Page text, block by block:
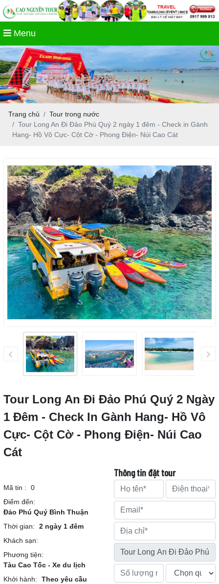
Menu
Trang chủ
Tour trong nước
Tour Long An Đi Đảo Phú Quý 2 ngày 1 đêm - Check in Gành
Hang- Hồ Vô Cực- Cột Cờ - Phong Điện- Núi Cao Cát
Tour Long An Đi Đảo Phú Quý 2 Ngày
1 Đêm - Check In Gành Hang- Hồ Vô
Cực- Cột Cờ - Phong Điện- Núi Cao
Cát
Mã tin :
0
Điểm đến:
Đảo Phú Quý Bình Thuận
Thời gian:
2 ngày 1 đêm
Khách sạn:
Phương tiện:
Tàu Cao Tốc - Xe du lịch
Khởi hành:
Theo yêu cầu
Thông tin đặt tour